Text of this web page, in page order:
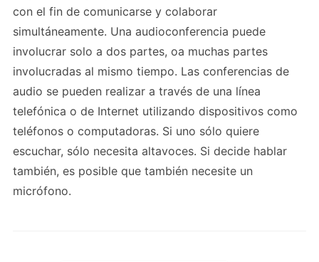
con el fin de comunicarse y colaborar
simultáneamente. Una audioconferencia puede
involucrar solo a dos partes, oa muchas partes
involucradas al mismo tiempo. Las conferencias de
audio se pueden realizar a través de una línea
telefónica o de Internet utilizando dispositivos como
teléfonos o computadoras. Si uno sólo quiere
escuchar, sólo necesita altavoces. Si decide hablar
también, es posible que también necesite un
micrófono.